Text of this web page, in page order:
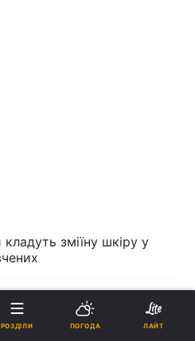
зміїну шкіру у
частини тіла, які
про що йдеться
РОЗДІЛИ ПОГОДА ЛАЙТ